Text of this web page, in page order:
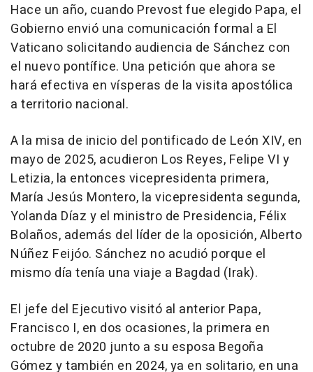
Hace un año, cuando Prevost fue elegido Papa, el
Gobierno envió una comunicación formal a El
Vaticano solicitando audiencia de Sánchez con
el nuevo pontífice. Una petición que ahora se
hará efectiva en vísperas de la visita apostólica
a territorio nacional.
A la misa de inicio del pontificado de León XIV, en
mayo de 2025, acudieron Los Reyes, Felipe VI y
Letizia, la entonces vicepresidenta primera,
María Jesús Montero, la vicepresidenta segunda,
Yolanda Díaz y el ministro de Presidencia, Félix
Bolaños, además del líder de la oposición, Alberto
Núñez Feijóo. Sánchez no acudió porque el
mismo día tenía una viaje a Bagdad (Irak).
El jefe del Ejecutivo visitó al anterior Papa,
Francisco I, en dos ocasiones, la primera en
octubre de 2020 junto a su esposa Begoña
Gómez y también en 2024, ya en solitario, en una